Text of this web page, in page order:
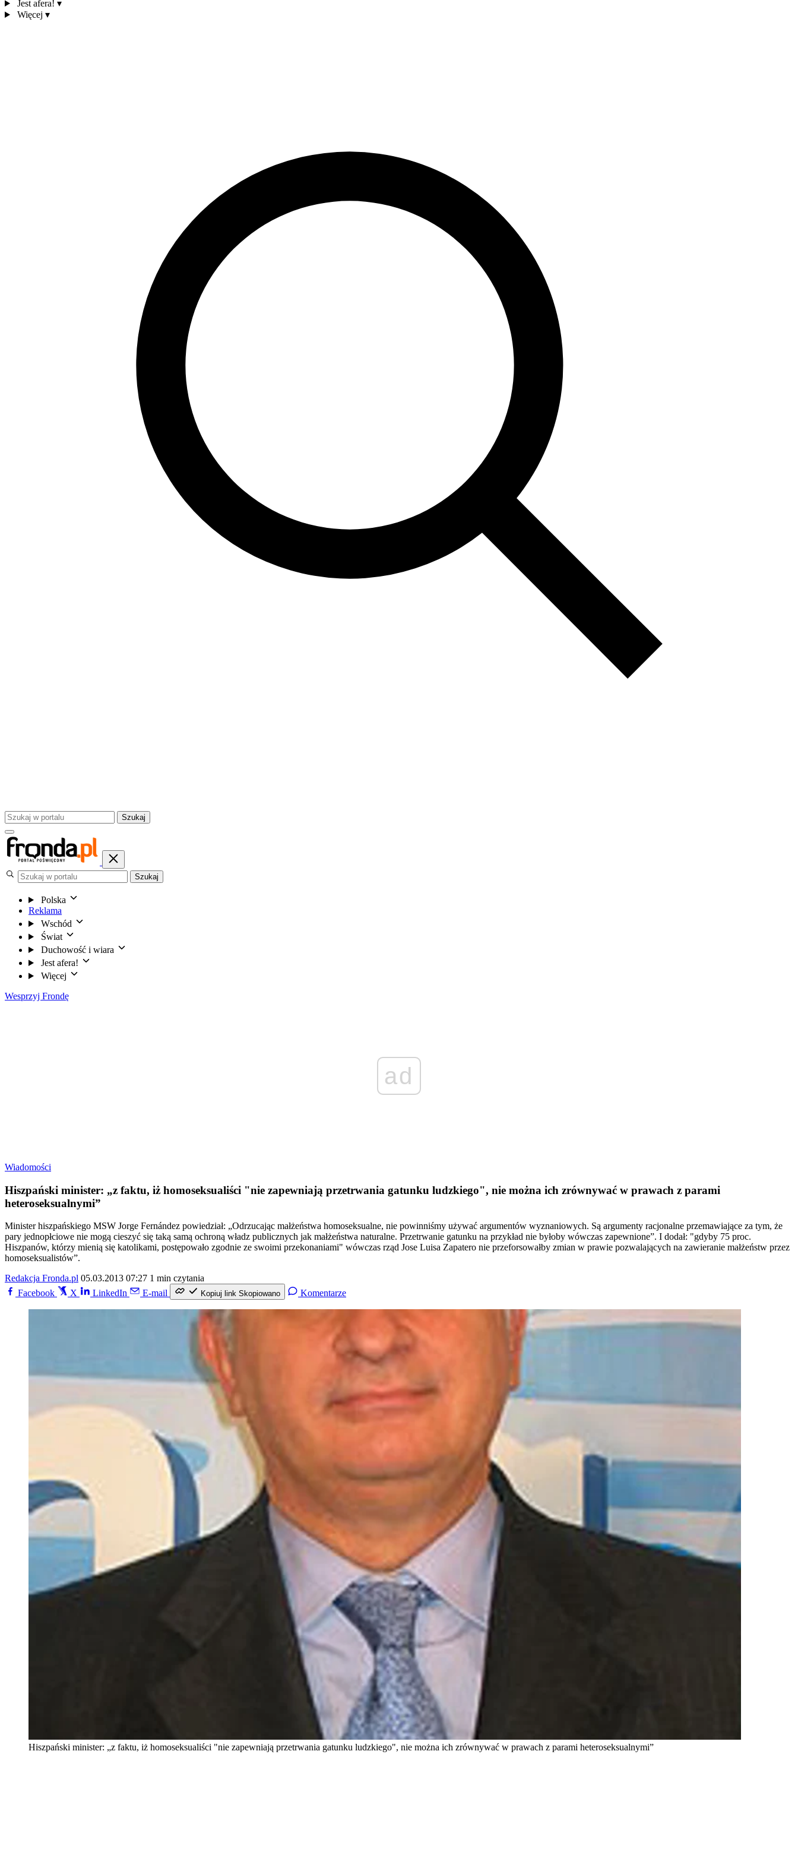
Jest afera! ▾
Więcej ▾
Szukaj
Szukaj
Polska
Reklama
Wschód
Świat
Duchowość i wiara
Jest afera!
Więcej
Wesprzyj Frondę
ad
Wiadomości
Hiszpański minister: „z faktu, iż homoseksualiści "nie zapewniają przetrwania gatunku ludzkiego", nie można ich zrównywać w prawach z parami
heteroseksualnymi”
Minister hiszpańskiego MSW Jorge Fernández powiedział: „Odrzucając małżeństwa homoseksualne, nie powinniśmy używać argumentów wyznaniowych. Są argumenty racjonalne przemawiające za tym, że
pary jednopłciowe nie mogą cieszyć się taką samą ochroną władz publicznych jak małżeństwa naturalne. Przetrwanie gatunku na przykład nie byłoby wówczas zapewnione”. I dodał: "gdyby 75 proc.
Hiszpanów, którzy mienią się katolikami, postępowało zgodnie ze swoimi przekonaniami" wówczas rząd Jose Luisa Zapatero nie przeforsowałby zmian w prawie pozwalających na zawieranie małżeństw przez
homoseksualistów”.
Redakcja Fronda.pl 05.03.2013 07:27 1 min czytania
Facebook
X LinkedIn E-mail Kopiuj link Skopiowano Komentarze
Hiszpański minister: „z faktu, iż homoseksualiści "nie zapewniają przetrwania gatunku ludzkiego", nie można ich zrównywać w prawach z parami heteroseksualnymi”